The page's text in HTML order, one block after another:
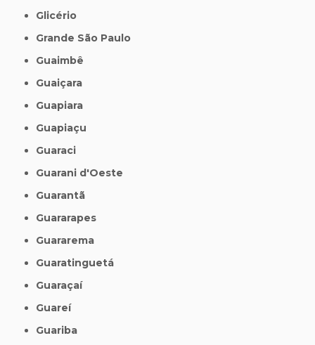
Glicério
Grande São Paulo
Guaimbê
Guaiçara
Guapiara
Guapiaçu
Guaraci
Guarani d'Oeste
Guarantã
Guararapes
Guararema
Guaratinguetá
Guaraçaí
Guareí
Guariba